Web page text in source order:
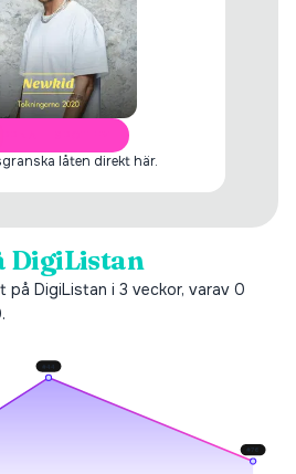
låten direkt här.
DigiListan
på DigiListan i 3 veckor, varav 0
# 44
# 76